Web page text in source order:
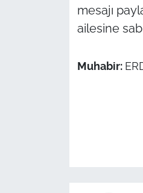
mesajı
ailesine
Muhabir: